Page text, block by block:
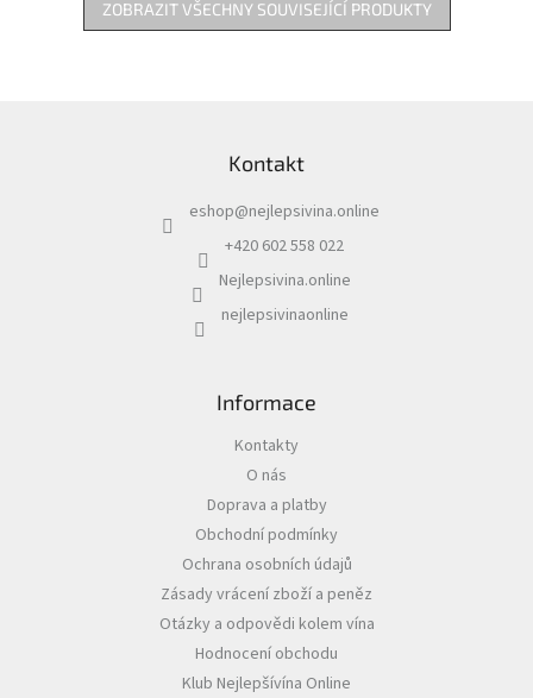
ZOBRAZIT VŠECHNY SOUVISEJÍCÍ PRODUKTY
Kontakt
eshop@nejlepsivina.online
+420 602 558 022
Nejlepsivina.online
nejlepsivinaonline
Informace
Kontakty
O nás
Doprava a platby
Obchodní podmínky
Ochrana osobních údajů
Zásady vrácení zboží a peněz
Otázky a odpovědi kolem vína
Hodnocení obchodu
Klub Nejlepšívína Online